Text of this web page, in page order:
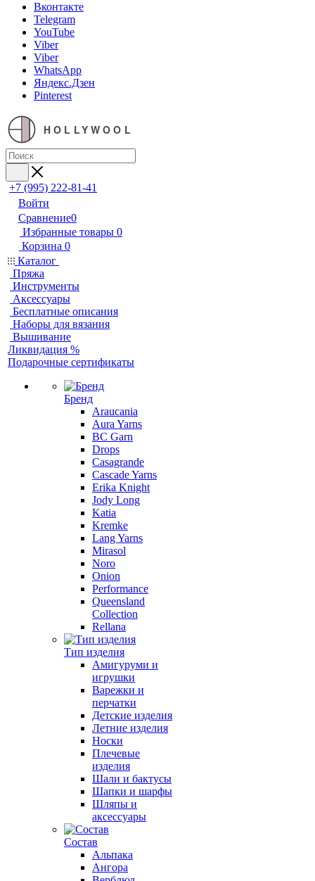
Вконтакте
Telegram
YouTube
Viber
Viber
WhatsApp
Яндекс.Дзен
Pinterest
HOLLYWOOL
+7 (995) 222-81-41
Войти
Сравнение0
Избранные товары 0
Корзина 0
Каталог
Пряжа
Инструменты
Аксессуары
Бесплатные описания
Наборы для вязания
Вышивание
Ликвидация %
Подарочные сертификаты
Бренд
Araucania
Aura Yarns
BC Garn
Drops
Casagrande
Cascade Yarns
Erika Knight
Jody Long
Katia
Kremke
Lang Yarns
Mirasol
Noro
Onion
Performance
Queensland
Collection
Rellana
Тип изделия
Амигуруми и
игрушки
Варежки и
перчатки
Детские изделия
Летние изделия
Носки
Плечевые
изделия
Шали и бактусы
Шапки и шарфы
Шляпы и
аксессуары
Состав
Альпака
Ангора